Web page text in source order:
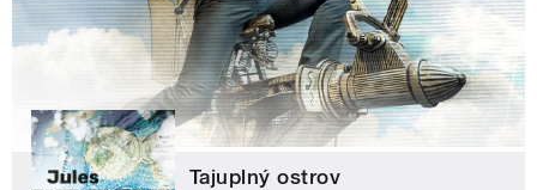
Tajuplný ostrov